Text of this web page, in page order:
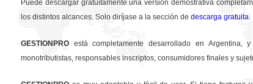
Puede descargar gratuitamente una versión demostrativa
los distintos alcances. Solo diríjase a la sección de descarga gratuita.
GESTION PRO está completamente desarrollado en Argentina,
monotributistas, responsables inscriptos, consumidores finales y